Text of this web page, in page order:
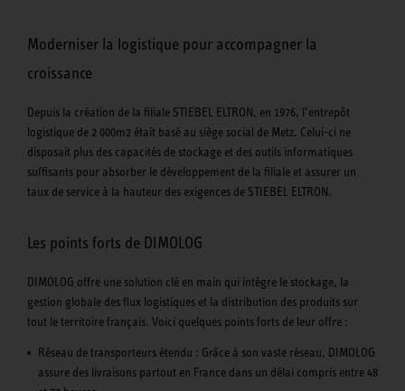
Moderniser la logistique pour accompagner la
croissance
Depuis la création de la filiale STIEBEL ELTRON, en 1976, l’entrepôt
logistique de 2 000m2 était basé au siège social de Metz. Celui-ci ne
disposait plus des capacités de stockage et des outils informatiques
suffisants pour absorber le développement de la filiale et assurer un
taux de service à la hauteur des exigences de STIEBEL ELTRON.
Les points forts de DIMOLOG
DIMOLOG offre une solution clé en main qui intègre le stockage, la
gestion globale des flux logistiques et la distribution des produits sur
tout le territoire français. Voici quelques points forts de leur offre :
Réseau de transporteurs étendu : Grâce à son vaste réseau, DIMOLOG
assure des livraisons partout en France dans un délai compris entre 48